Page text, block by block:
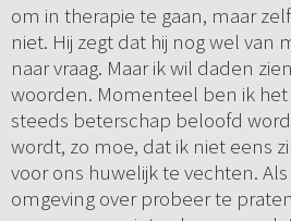
om in therapie te gaan, maar
niet. Hij zegt dat hij nog wel van
naar vraag. Maar ik wil daden
woorden. Momenteel ben ik het
steeds beterschap beloofd
wordt, zo moe, dat ik niet eens
voor ons huwelijk te vechten.
omgeving over probeer te